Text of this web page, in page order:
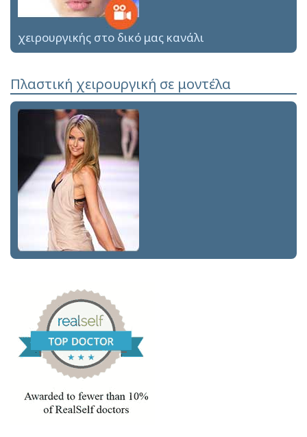
χειρουργικής στο δικό μας κανάλι
Πλαστική χειρουργική σε μοντέλα